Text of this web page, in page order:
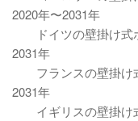
2020年〜2031年
ドイツの壁掛け式
2031年
フランスの壁掛け
2031年
イギリスの壁掛け